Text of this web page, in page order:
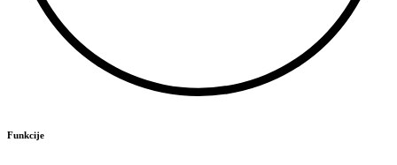
Funkcije